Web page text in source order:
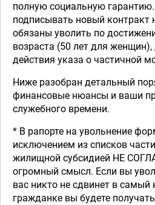
полную социальную
подписывать новый контракт
обязаны уволить по
возраста (50 лет для
действия указа о частичной
Ниже разобран детальный
финансовые нюансы и ваши
служебного времени.
* В рапорте на увольнение
исключением из списков
жилищной субсидией НЕ
огромный смысл. Если вы
вас никто не сдвинет в самый
гражданке вы будете